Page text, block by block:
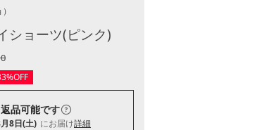
ショーツ(ピンク)
品可能です
8日(土) にお届け詳細